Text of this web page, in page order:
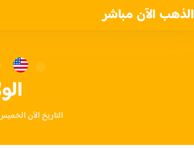
الذهب الآن مباشر
التاريخ الآن الخميس 2026-08-06 الساعة 10:42 مساءً بتوقيت الولايات